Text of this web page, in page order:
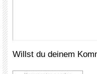
Willst du deinem